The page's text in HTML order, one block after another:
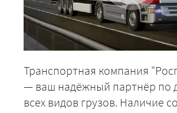
Транспортная компания
— ваш надёжный партнёр по
всех видов грузов. Наличие